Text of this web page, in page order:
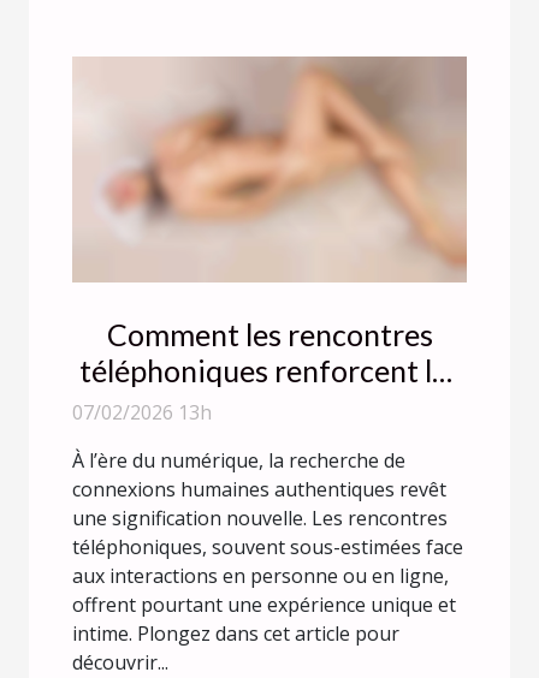
Comment les rencontres
téléphoniques renforcent les
connexions authentiques ?
07/02/2026 13h
À l’ère du numérique, la recherche de
connexions humaines authentiques revêt
une signification nouvelle. Les rencontres
téléphoniques, souvent sous-estimées face
aux interactions en personne ou en ligne,
offrent pourtant une expérience unique et
intime. Plongez dans cet article pour
découvrir...